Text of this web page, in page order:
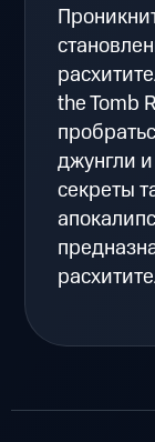
the Tomb
джунгли
секреты